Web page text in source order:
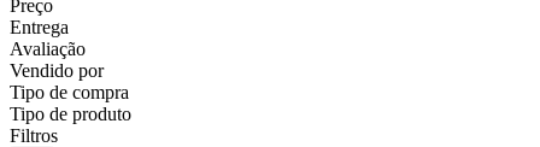
Preço
Entrega
Avaliação
Vendido por
Tipo de compra
Tipo de produto
Filtros